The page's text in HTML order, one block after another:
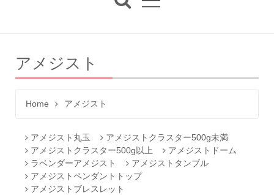
アメジスト
Home アメジスト
アメジスト丸玉
アメジストクラスター500g未満
アメジストクラスター500g以上
アメジストドーム
ラベンダーアメジスト
アメジストタンブル
アメジストペンダントトップ
アメジストブレスレット